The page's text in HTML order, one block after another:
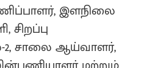
இளநிலை
சாலை ஆய்வாளர்,